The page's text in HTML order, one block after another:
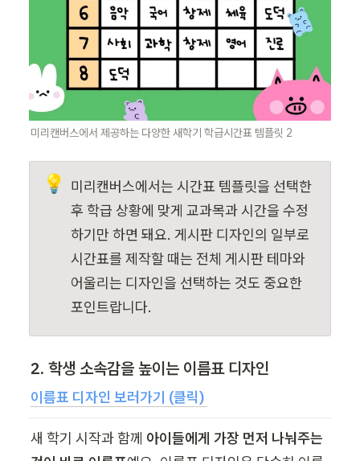
미리캔버스에서 제공하는 다양한 새학기 학급시간표 템플릿 2
💡 미리캔버스에서는 시간표 템플릿을 선택한
후 학급 상황에 맞게 교과목과 시간을 수정
하기만 하면 돼요. 게시판 디자인의 일부로
시간표를 제작할 때는 전체 게시판 테마와
어울리는 디자인을 선택하는 것도 중요한
포인트랍니다.
2. 학생 소속감을 높이는 이름표 디자인
이름표 디자인 보러가기 (클릭)
새 학기 시작과 함께 아이들에게 가장 먼저 나눠주는